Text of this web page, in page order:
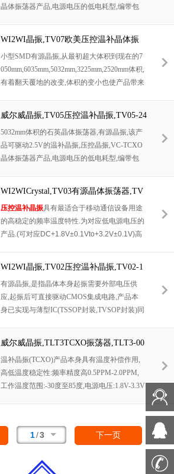
能手机,平板笔记本WLAN,蓝牙,数码相机,DSL
M等高端数码领域,符合RoHS/无铅.
晶体振荡器产品,电源电压的低电耗型,编带包
轻.产品被广泛应用到集成电路,程控交换系统,
无线发射基站.
WI2WI晶振,TV07欧美压控温补晶体振
荡器,TV07-24000X-CND3RX晶振
小型SMD有源晶振,从最初超大体积到现在的7
050mm,6035mm,5032mm,3225mm,2520mm体积,
有着翻天覆地的改变,体积的变小也使产品带来
安装和高温回流焊设计,Optionable待机输出三
态输出功能,电源电压范围:1.8V~5V,高稳定性,
低抖动,低功耗,主要应用领域:无线通讯,高端智
能手机,平板笔记本WLAN,蓝牙,数码相机,DSL
M等高端数码领域,符合RoHS/无铅.
威尔威晶振,TV05压控温补晶振,TV05-24
000X-WND3RX晶振
5032mm体积的石英晶体振荡器,有源晶振,该产
品可驱动2.5V的温补晶振,压控晶振,VC-TCXO
晶体振荡器产品,电源电压的低电耗型,编带包
轻.产品被广泛应用到集成电路,程控交换系统,
无线发射基站.
WI2WICrystal,TV03有源晶体振荡器,TV
03-24000X-WND3RX晶振
压控温补晶振具有最适合于移动通信设备用途
的高稳定的频率温度特性.为对应低电源电压的
产品.(可对应DC+1.8V±0.1Vto+3.2V±0.1V)高
回流焊)无铅产品.满足无铅焊接的回流温度曲
线要求.
WI2WI晶振,TV02压控温补晶振,TV02-1
6000X-WND3RX晶振
有源晶振,是指晶体本身起振需要外部电压供
应,起振后可直接驱动CMOS集成电路,产品本
身已实现与薄型IC(TSSOP封装,TVSOP封装)同
铅对应)产品有几种电压供选1.8V,2.5V,3V3.3V,5
V,以应对不同IC产品需要.
威尔威晶振,TLT3TCXO振荡器,TLT3-00
032X-CP3RX晶振
温补晶振(TCXO)产品本身具有温度补偿作用,
高低温度稳定性:频率精度高0.5PPM-2.0PPM,
工作温度范围:-30度至85度,电源电压:1.8V-3.3V
赫,38.4兆赫,40兆赫,因产品性能稳定,精度高等
优势,被广泛应用到一些比较高端的数码通讯产
蜂窝和无线通信等产品,符合RoHS/无铅.
1/3 下一页